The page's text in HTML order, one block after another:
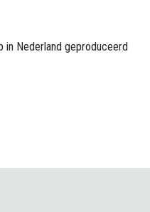
in Nederland geproduceerd